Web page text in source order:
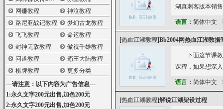
网赚教程
神泣教程
路尼亚战记教程
梦幻古龙教程
飞飞教程
命运教程
封神无敌教程
傲视千雄教程
问道教程
霸王大陆教程
棋牌教程
更多分类
---请注意：以下内容为广告信息---
1:永久文字200元出售,加色200元
2:永久文字200元出售,加色200元
湖真刺客版本销售
语言： 简体中文
[热血江湖教程]Bb2004网热血江湖数据
下面这节课
课程，如果想深
语言： 简体中文
[热血江湖教程]解说江湖架设过程